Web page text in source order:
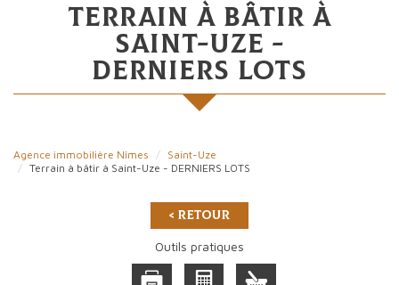
terrain à bâtir à
saint-uze -
derniers lots
Agence immobilière Nîmes
Saint-Uze
Terrain à bâtir à Saint-Uze - DERNIERS LOTS
< Retour
Outils pratiques